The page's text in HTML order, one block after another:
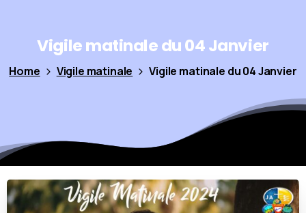
Vigilematinaledu04Janvier
Home Vigile matinale Vigile matinale du 04 Janvier